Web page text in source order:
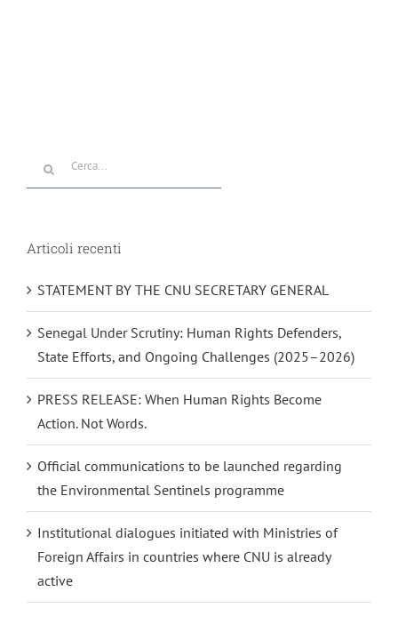
per:
Articoli recenti
STATEMENT BY THE CNU SECRETARY GENERAL
Senegal Under Scrutiny: Human Rights Defenders,
State Efforts, and Ongoing Challenges (2025–2026)
PRESS RELEASE: When Human Rights Become
Action. Not Words.
Official communications to be launched regarding
the Environmental Sentinels programme
Institutional dialogues initiated with Ministries of
Foreign Affairs in countries where CNU is already
active